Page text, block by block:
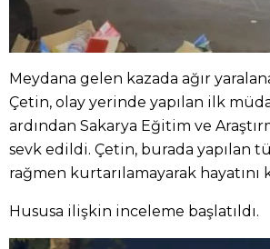
Meydana gelen kazada ağır
Çetin, olay yerinde yapılan ilk
ardından Sakarya Eğitim ve
sevk edildi. Çetin, burada yapılan
rağmen kurtarılamayarak hayatını
Hususa ilişkin inceleme başlatıldı.